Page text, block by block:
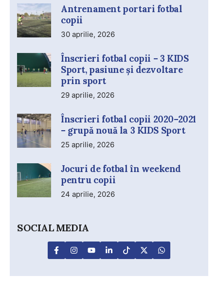
Antrenament portari fotbal
copii
30 aprilie, 2026
Înscrieri fotbal copii – 3 KIDS
Sport, pasiune și dezvoltare
prin sport
29 aprilie, 2026
Înscrieri fotbal copii 2020–2021
– grupă nouă la 3 KIDS Sport
25 aprilie, 2026
Jocuri de fotbal în weekend
pentru copii
24 aprilie, 2026
SOCIAL MEDIA